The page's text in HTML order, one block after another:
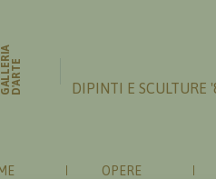
GALLERIAD'ARTE DIPINTI E SCULTURE
OPERE